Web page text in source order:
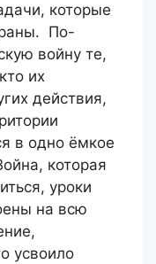
которые
По-
войну те,
их
действия,
в одно ёмкое
которая
уроки
на всю
усвоило